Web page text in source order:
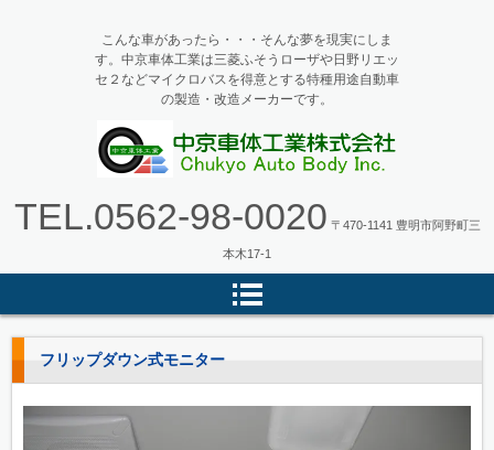
体工業
こんな車があったら・・・そんな夢を現実にしま
す。中京車体工業は三菱ふそうローザや日野リエッ
セ２などマイクロバスを得意とする特種用途自動車
の製造・改造メーカーです。
TEL.0562-98-0020 〒470-1141 豊明市阿野町三
本木17-1
フリップダウン式モニター